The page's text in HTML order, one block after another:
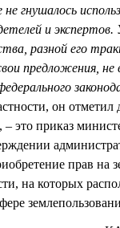
гнушалось
и
разной его
предложения,
он отметил
– это приказ
прав на
на которых